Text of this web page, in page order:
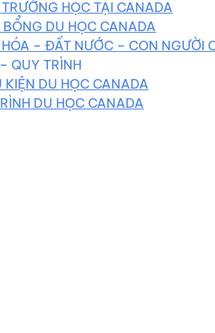
HỌC TẠI CANADA
BỔNG DU HỌC CANADA
– ĐẤT NƯỚC – CON NGƯỜI
QUY TRÌNH
KIỆN DU HỌC CANADA
DU HỌC CANADA